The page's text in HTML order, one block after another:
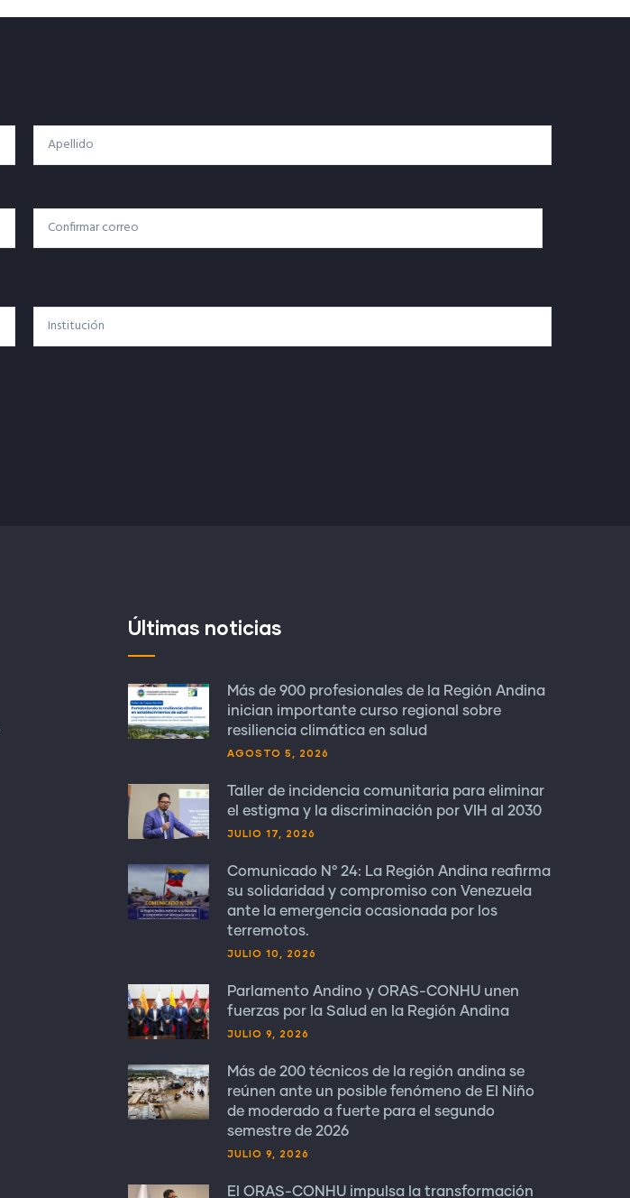
Apellido
Confirmar Correo
Institución
Últimas noticias
Más de 900 profesionales de la Región Andina
inician importante curso regional sobre
resiliencia climática en salud
AGOSTO 5, 2026
Taller de incidencia comunitaria para eliminar
el estigma y la discriminación por VIH al 2030
JULIO 17, 2026
Comunicado N° 24: La Región Andina reafirma
su solidaridad y compromiso con Venezuela
ante la emergencia ocasionada por los
terremotos.
JULIO 10, 2026
Parlamento Andino y ORAS-CONHU unen
fuerzas por la Salud en la Región Andina
JULIO 9, 2026
Más de 200 técnicos de la región andina se
reúnen ante un posible fenómeno de El Niño
de moderado a fuerte para el segundo
semestre de 2026
JULIO 9, 2026
El ORAS-CONHU impulsa la transformación